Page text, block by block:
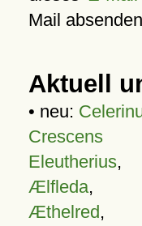
Mail
Aktuell
• neu:
Crescens
Eleutherius,
Ælfleda,
Æthelred,